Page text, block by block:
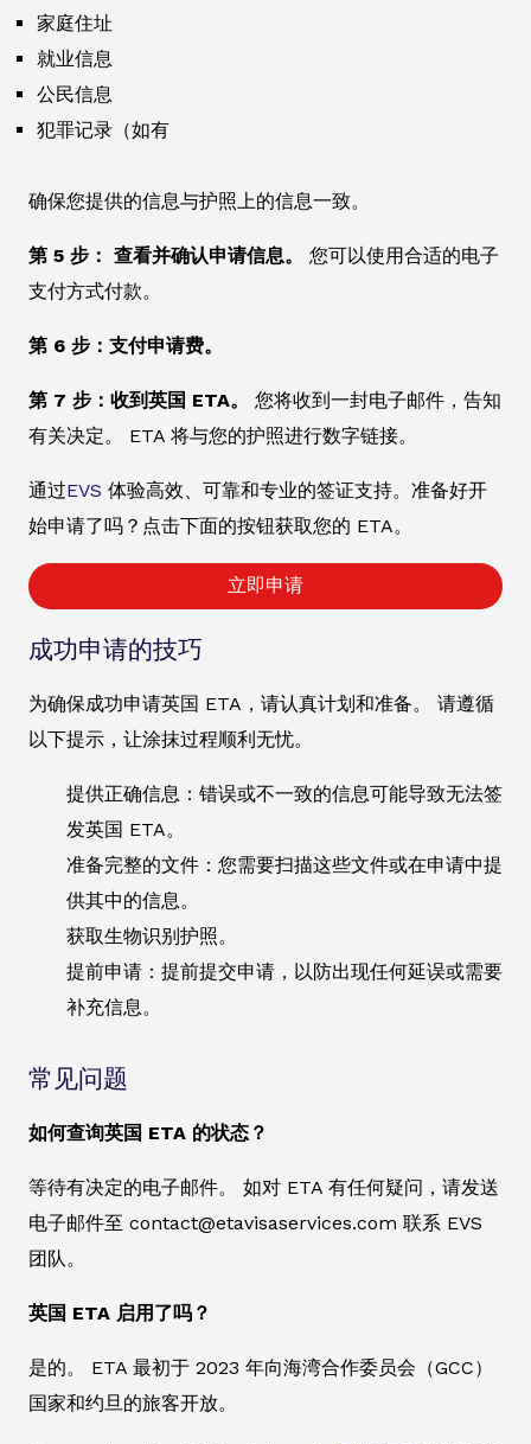
家庭住址
就业信息
公民信息
犯罪记录（如有
确保您提供的信息与护照上的信息一致。
第 5 步： 查看并确认申请信息。
您可以使用合适的电子
支付方式付款。
第 6 步：支付申请费。
第 7 步：收到英国 ETA。
您将收到一封电子邮件，告知
有关决定。 ETA 将与您的护照进行数字链接。
通过EVS 体验高效、可靠和专业的签证支持。准备好开
始申请了吗？点击下面的按钮获取您的 ETA。
立即申请
成功申请的技巧
为确保成功申请英国 ETA，请认真计划和准备。 请遵循
以下提示，让涂抹过程顺利无忧。
提供正确信息：错误或不一致的信息可能导致无法签
发英国 ETA。
准备完整的文件：您需要扫描这些文件或在申请中提
供其中的信息。
获取生物识别护照。
提前申请：提前提交申请，以防出现任何延误或需要
补充信息。
常见问题
如何查询英国 ETA 的状态？
等待有决定的电子邮件。 如对 ETA 有任何疑问，请发送
电子邮件至 contact@etavisaservices.com 联系 EVS
团队。
英国 ETA 启用了吗？
是的。 ETA 最初于 2023 年向海湾合作委员会（GCC）
国家和约旦的旅客开放。